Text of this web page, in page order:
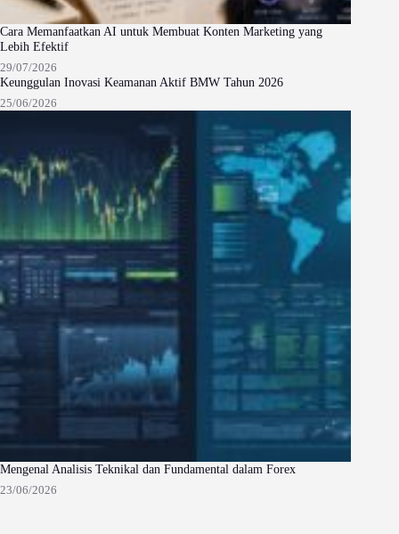
Cara Memanfaatkan AI untuk Membuat Konten Marketing yang
Lebih Efektif
29/07/2026
Keunggulan Inovasi Keamanan Aktif BMW Tahun 2026
25/06/2026
Mengenal Analisis Teknikal dan Fundamental dalam Forex
23/06/2026